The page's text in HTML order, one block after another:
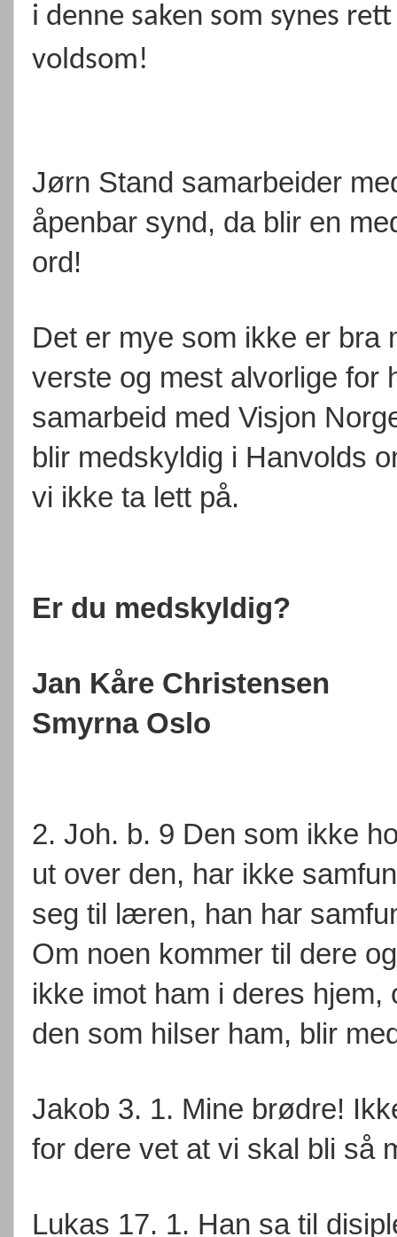
i denne saken som synes
voldsom!
Jørn Stand samarbeider
åpenbar synd, da blir en
ord!
Det er mye som ikke er bra
verste og mest alvorlige for
samarbeid med Visjon
blir medskyldig i Hanvolds
vi ikke ta lett på.
Er du medskyldig?
Jan Kåre Christensen
Smyrna Oslo
2. Joh. b. 9 Den som ikke
ut over den, har ikke
seg til læren, han har
Om noen kommer til dere
ikke imot ham i deres
den som hilser ham, blir
Jakob 3. 1. Mine brødre!
for dere vet at vi skal bli så
Lukas 17. 1. Han sa til